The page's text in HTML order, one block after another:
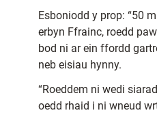
Esboniodd y prop: “50
erbyn Ffrainc, roedd
bod ni ar ein ffordd
neb eisiau hynny.
“Roeddem ni wedi
oedd rhaid i ni wneud